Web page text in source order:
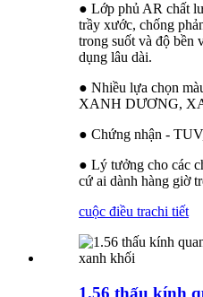
● Lớp phủ AR chất
trầy xước, chống
trong suốt và độ bền
dụng lâu dài.
● Nhiều lựa chọn
XANH DƯƠNG,
● Chứng nhận -
● Lý tưởng cho các
cứ ai dành hàng giờ
cuộc điều trachi tiết
1.56 thấu kính